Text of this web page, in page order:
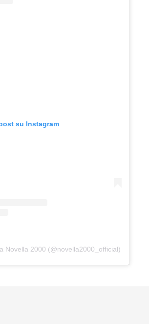
su Instagram
Novella 2000 (@novella2000_official)